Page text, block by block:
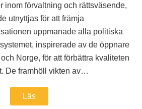
inom förvaltning och rättsväsende,
utnyttjas för att främja
uppmanade alla politiska
inspirerade av de öppnare
Norge, för att förbättra kvaliteten
De framhöll vikten av…
Läs